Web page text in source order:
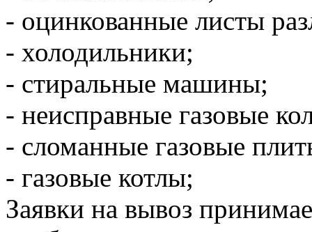
- оцинкованные листы
- холодильники;
- стиральные машины;
- неисправные газовые
- сломанные газовые
- газовые котлы;
Заявки на вывоз